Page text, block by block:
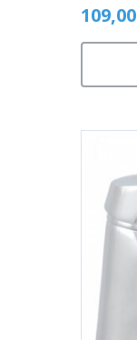
109,00